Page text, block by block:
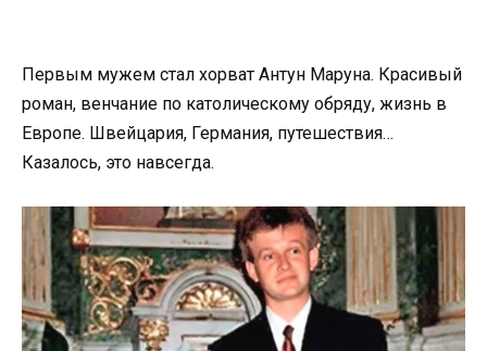
Первым мужем стал хорват Антун Маруна. Красивый
роман, венчание по католическому обряду, жизнь в
Европе. Швейцария, Германия, путешествия…
Казалось, это навсегда.